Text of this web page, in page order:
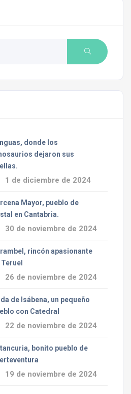
donde los
dejaron sus
1 de diciembre de 2024
Mayor, pueblo de
en Cantabria.
30 de noviembre de 2024
rincón apasionante
Teruel
26 de noviembre de 2024
de Isábena, un pequeño
con Catedral
22 de noviembre de 2024
bonito pueblo de
19 de noviembre de 2024